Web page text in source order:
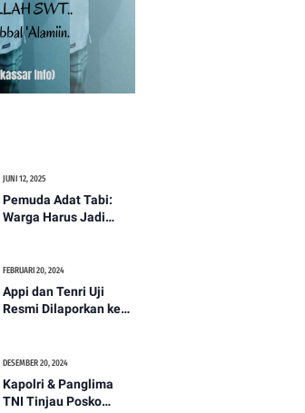
JUNI 12, 2025
Pemuda Adat Tabi:
Warga Harus Jadi
FEBRUARI 20, 2024
Appi dan Tenri Uji
Resmi Dilaporkan ke
DESEMBER 20, 2024
Kapolri & Panglima
TNI Tinjau Posko